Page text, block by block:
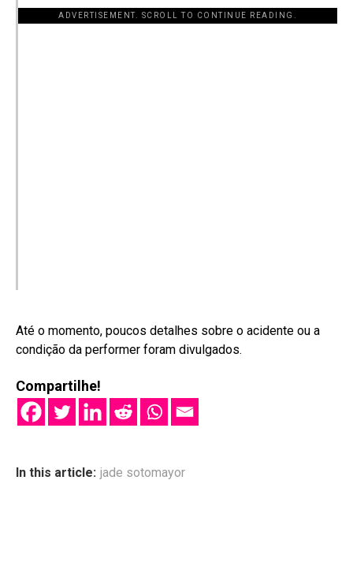
ADVERTISEMENT. SCROLL TO CONTINUE READING.
Até o momento, poucos detalhes sobre o acidente ou a
condição da performer foram divulgados.
Compartilhe!
In this article: jade sotomayor